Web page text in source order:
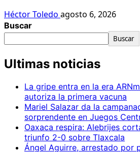
Héctor Toledo agosto 6, 2026
Buscar
Buscar
Ultimas noticias
La gripe entra en la era
autoriza la primera vacuna
Mariel Salazar da la
sorprendente en Juegos
Oaxaca respira: Alebrijes
triunfo 2-0 sobre Tlaxcala
Ángel Aguirre, arrestado por